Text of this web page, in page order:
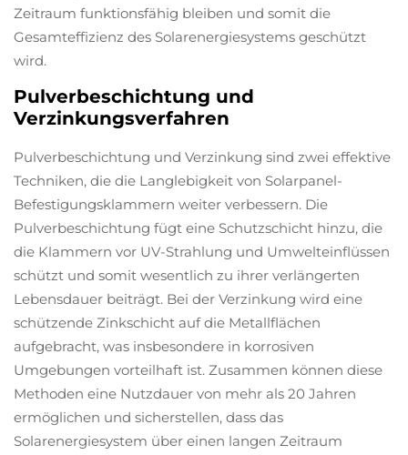
Zeitraum funktionsfähig bleiben und somit die
Gesamteffizienz des Solarenergiesystems geschützt
wird.
Pulverbeschichtung und
Verzinkungsverfahren
Pulverbeschichtung und Verzinkung sind zwei effektive
Techniken, die die Langlebigkeit von Solarpanel-
Befestigungsklammern weiter verbessern. Die
Pulverbeschichtung fügt eine Schutzschicht hinzu, die
die Klammern vor UV-Strahlung und Umwelteinflüssen
schützt und somit wesentlich zu ihrer verlängerten
Lebensdauer beiträgt. Bei der Verzinkung wird eine
schützende Zinkschicht auf die Metallflächen
aufgebracht, was insbesondere in korrosiven
Umgebungen vorteilhaft ist. Zusammen können diese
Methoden eine Nutzdauer von mehr als 20 Jahren
ermöglichen und sicherstellen, dass das
Solarenergiesystem über einen langen Zeitraum